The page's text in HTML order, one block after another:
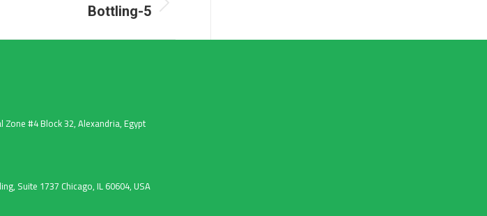
Bottling-5
#4 Block 32, Alexandria, Egypt
Suite 1737 Chicago, IL 60604, USA